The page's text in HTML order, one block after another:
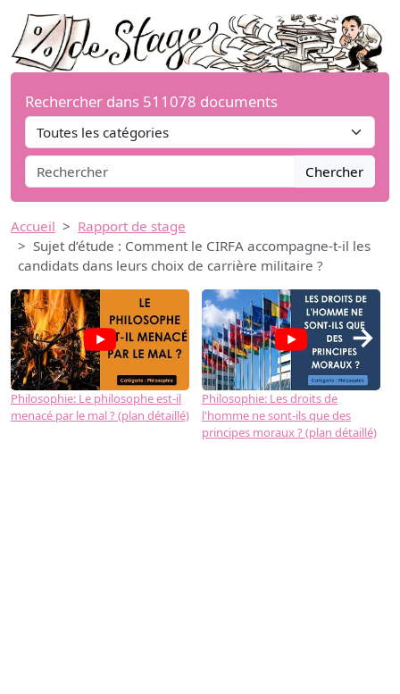
Rechercher dans 511078 documents
Chercher
Accueil
Rapport de stage
Sujet d’étude : Comment le CIRFA accompagne-t-il les
candidats dans leurs choix de carrière militaire ?
Philosophie: Le philosophe est-il
menacé par le mal ? (plan détaillé)
Philosophie: Les droits de
l'homme ne sont-ils que des
principes moraux ? (plan détaillé)
→